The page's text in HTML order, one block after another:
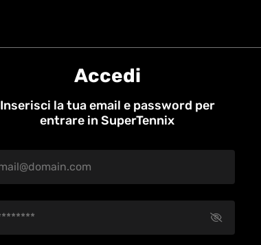
Accedi
Inserisci la tua email e password per
entrare in SuperTennix